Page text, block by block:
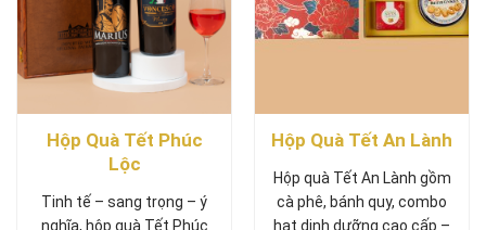
Hộp Quà Tết Phúc
Lộc
Tinh tế – sang trọng – ý
nghĩa, hộp quà Tết Phúc
Hộp Quà Tết An Lành
Hộp quà Tết An Lành gồm
cà phê, bánh quy, combo
hạt dinh dưỡng cao cấp –